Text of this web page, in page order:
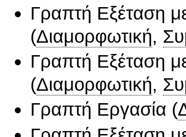
Γραπτή Εξέταση
(Διαμορφωτική,
Γραπτή Εξέταση
(Διαμορφωτική,
Γραπτή Εργασία (